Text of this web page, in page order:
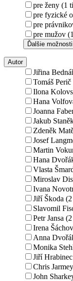
pre ženy (1
pre fyzické
pre
pre mužov
Ďalšie možnosti
Autor
Jiřina
Tomáš
Ilona
Hana
Joanna
Jakub
Zdeněk
Josef
Martin
Hana
Vlasta
Miroslav
Ivana
Jiří Škoda
Slavomil
Petr Jansa
Irena
Anna
Monika
Jiří
Chris
John